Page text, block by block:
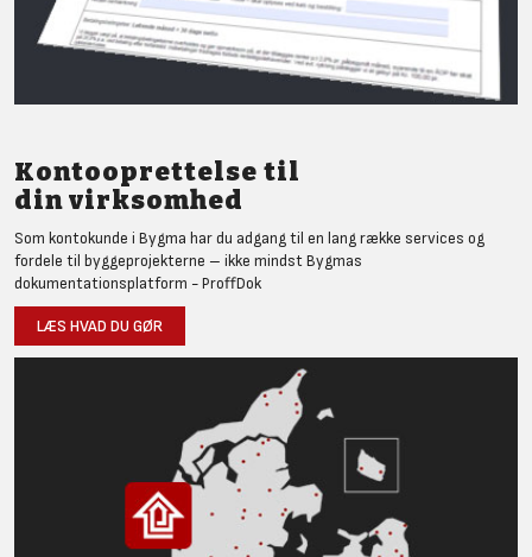
Kontooprettelse til
din virksomhed
Som kontokunde i Bygma har du adgang til en lang række services og
fordele til byggeprojekterne – ikke mindst Bygmas
dokumentationsplatform - ProffDok
LÆS HVAD DU GØR